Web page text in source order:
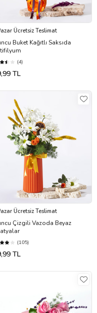
Ücretsiz Teslimat
Buket Kağıtlı Saksıda
(4)
TL
Ücretsiz Teslimat
Çizgili Vazoda Beyaz
(105)
TL